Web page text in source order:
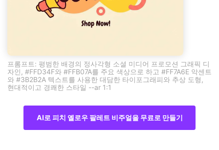
프롬프트: 평범한 배경의 정사각형 소셜 미디어 프로모션 그래픽 디
자인, #FFD34F와 #FFB07A를 주요 색상으로 하고 #FF7A6E 악센트
와 #3B2B2A 텍스트를 사용한 대담한 타이포그래피와 추상 도형,
현대적이고 경쾌한 스타일 --ar 1:1
AI로 피치 옐로우 팔레트 비주얼을 무료로 만들기